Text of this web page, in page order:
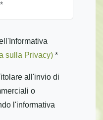
sulla Privacy) *
all'invio di
o
l'informativa